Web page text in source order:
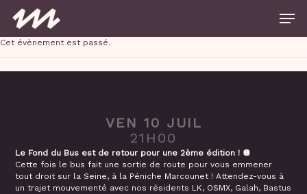
main
content
Cet évènement est passé.
VEN 10 JUIL
21H00
Le Fond du Bus est de retour pour une 2ème édition ! 🪩
Cette fois le bus fait une sortie de route pour vous emmener
tout droit sur la Seine, à la Péniche Marcounet ! Attendez-vous à
un trajet mouvementé avec nos résidents LK, OSMX, Galah, Bastus
Close